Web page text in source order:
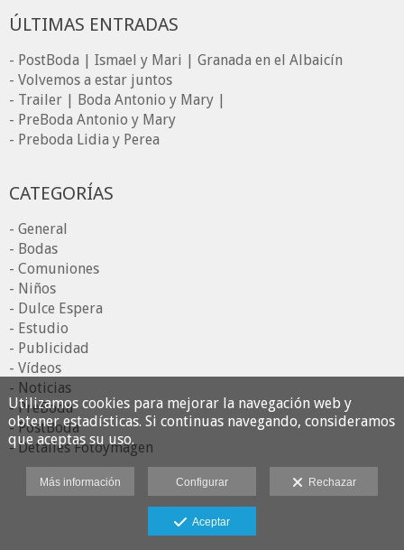
ÚLTIMAS ENTRADAS
- PostBoda | Ismael y Mari | Granada en el Albaicín
- Volvemos a estar juntos
- Trailer | Boda Antonio y Mary |
- PreBoda Antonio y Mary
- Preboda Lidia y Perea
CATEGORÍAS
- General
- Bodas
- Comuniones
- Niños
- Dulce Espera
- Estudio
- Publicidad
- Vídeos
- Noticias
- PreBoda
- PostBoda
- Detalles Fotoymagen
Utilizamos cookies para mejorar la navegación web y
obtener estadísticas. Si continuas navegando, consideramos
que aceptas su uso.
Más información Configurar Rechazar
Aceptar